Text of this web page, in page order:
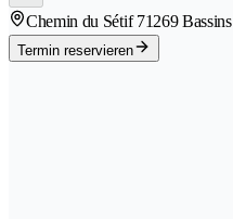
Chemin du Sétif 71269 Bassins
Termin reservieren